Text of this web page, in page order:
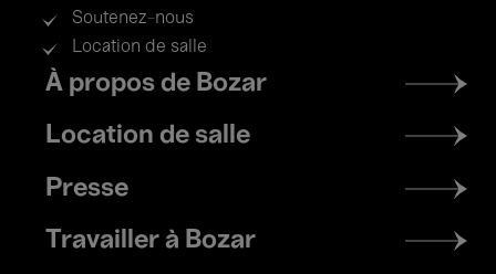
Soutenez-nous
Location de salle
Footer
menu
À propos de Bozar
Location de salle
Presse
Travailler à Bozar